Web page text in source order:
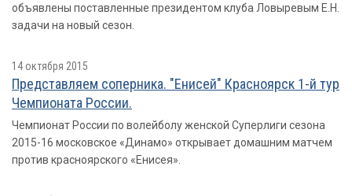
объявлены поставленные президентом клуба Ловыревым Е.Н.
задачи на новый сезон.
14 октября 2015
Представляем соперника. "Енисей" Красноярск 1-й тур
Чемпионата России.
Чемпионат России по волейболу женской Суперлиги сезона
2015-16 московское «Динамо» открывает домашним матчем
против красноярского «Енисея».